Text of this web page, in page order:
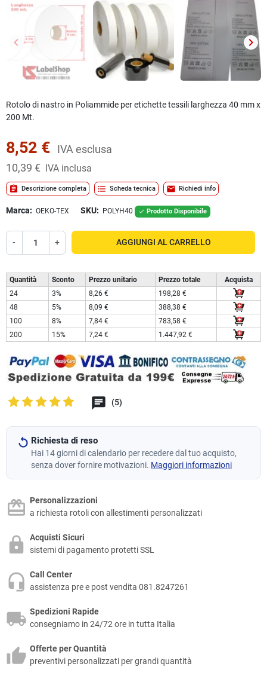
Precedente
keyboard_arrow_left keyboard_arrow_right
Rotolo di nastro in Poliammide per etichette tessili larghezza 40 mm x
200 Mt.
8,52 €
IVA esclusa
10,39 €
IVA inclusa
assignment Descrizione completa format_list_bulleted Scheda tecnica mail Richiedi info
Marca: OEKO-TEX SKU: POLYH40  Prodotto Disponibile
- + AGGIUNGI AL CARRELLO
Quantità Sconto Prezzo unitario Prezzo totale
Acquista
24
3% 8,26 €
198,28 €
48
5% 8,09 €
388,38 €
100
8% 7,84 €
783,58 €
200
15% 7,24 € 1.447,92 €
(5)
Richiesta di reso
Hai 14 giorni di calendario per recedere dal tuo acquisto,
senza dover fornire motivazioni. Maggiori informazioni
Personalizzazioni
a richiesta rotoli con allestimenti personalizzati
Acquisti Sicuri
sistemi di pagamento protetti SSL
Call Center
assistenza pre e post vendita 081.8247261
Spedizioni Rapide
consegniamo in 24/72 ore in tutta Italia
Offerte per Quantità
preventivi personalizzati per grandi quantità